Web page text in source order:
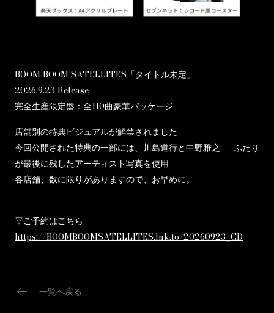
BOOM BOOM SATELLITES「タイトル未定」
2026.9.23 Release
完全生産限定盤：全110曲豪華パッケージ
店舗別の特典ビジュアルが解禁されました
今回公開された特典の一部には、川島道行と中野雅之——ふたり
が最後に残したアーティスト写真を使用
各店舗、数に限りがありますので、お早めに。
▽ご予約はこちら
https://BOOMBOOMSATELLITES.lnk.to/20260923_CD
keyboard_backspace 一覧へ戻る